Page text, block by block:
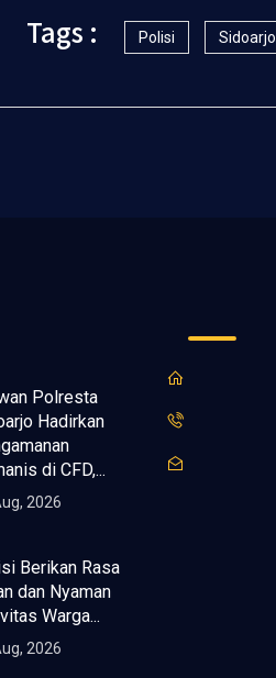
Tags : Polisi Sidoarjo
Polresta
Hadirkan
di CFD,...
2026
Berikan Rasa
dan Nyaman
Warga...
2026